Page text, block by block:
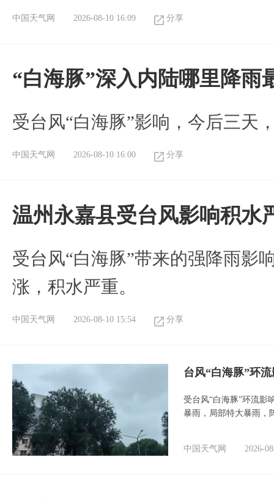
中国天气网 2026-08-10 16:09 分享
“白海豚”深入内陆哪里降雨
受台风“白海豚”影响，今后三天
中国天气网 2026-08-10 16:00 分享
温州永嘉县受台风影响积水
受台风“白海豚”带来的强降雨影
涨，积水严重。
中国天气网 2026-08-10 15:54 分享
台风“白海豚”环
受台风“白海豚”环流影
暴雨，局部特大暴雨，
中国天气网 2026-